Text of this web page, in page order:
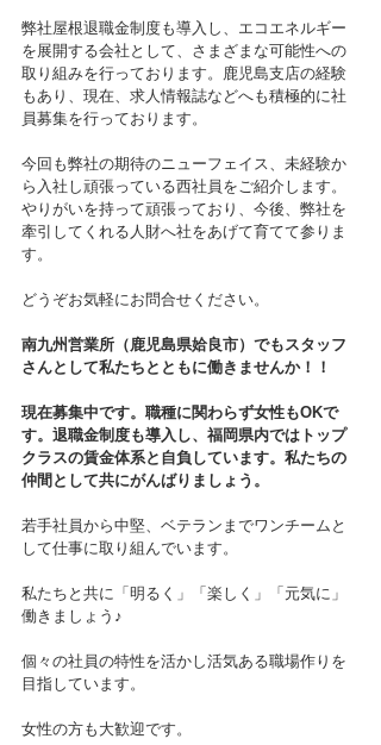
弊社屋根退職金制度も導入し、エコエネルギー
を展開する会社として、さまざまな可能性への
取り組みを行っております。鹿児島支店の経験
もあり、現在、求人情報誌などへも積極的に社
員募集を行っております。
今回も弊社の期待のニューフェイス、未経験か
ら入社し頑張っている西社員をご紹介します。
やりがいを持って頑張っており、今後、弊社を
牽引してくれる人財へ社をあげて育てて参りま
す。
どうぞお気軽にお問合せください。
南九州営業所（鹿児島県姶良市）でもスタッフ
さんとして私たちとともに働きませんか！！
現在募集中です。職種に関わらず女性もOKで
す。退職金制度も導入し、福岡県内ではトップ
クラスの賃金体系と自負しています。私たちの
仲間として共にがんばりましょう。
若手社員から中堅、ベテランまでワンチームと
して仕事に取り組んでいます。
私たちと共に「明るく」「楽しく」「元気に」
働きましょう♪
個々の社員の特性を活かし活気ある職場作りを
目指しています。
女性の方も大歓迎です。